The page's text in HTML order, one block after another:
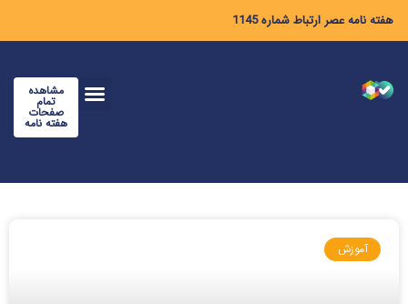
هفته نامه عصر ارتباط شماره 1145
مشاهده
تمام
صفحات
هفته نامه
آموزش